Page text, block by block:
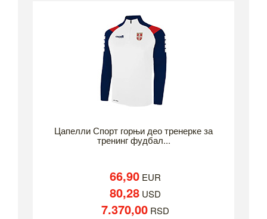
Цапелли Спорт горњи део тренерке за
тренинг фудбал...
66,90EUR
80,28USD
7.370,00RSD